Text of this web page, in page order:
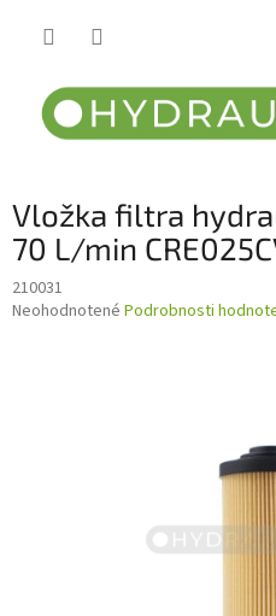
Vložka filtra
70 L/min
210031
Priemerné
Neohodnotené Podrobnosti